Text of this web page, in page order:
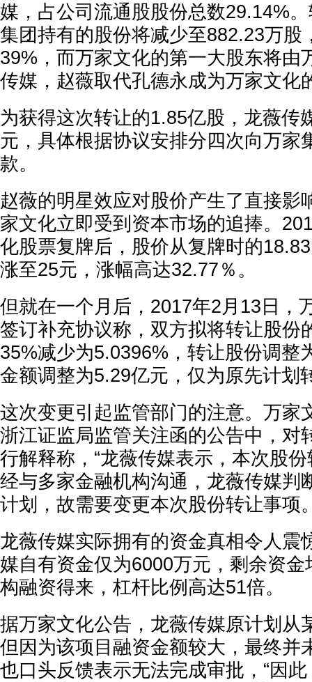
媒，占公司流通股股份总数29.14%
集团持有的股份将减少至882.23万股
39%，而万家文化的第一大股东将由
传媒，赵薇取代孔德永成为万家文化
为获得这次转让的1.85亿股，龙薇传
元，具体根据协议安排分四次向万家
款。
赵薇的明星效应对股价产生了直接影
家文化立即受到资本市场的追捧。
化股票复牌后，股价从复牌时的
涨至25元，涨幅高达32.77％。
但就在一个月后，2017年2月13日，
签订补充协议称，双方拟将转让股份
35%减少为5.0396%，转让股份调整
金额调整为5.29亿元，仅为原先计划
这次变更引起监管部门的注意。万家
浙江证监局监管关注函的公告中，对
行解释称，“龙薇传媒表示，本次股
经与多家金融机构沟通，龙薇传媒判
计划，故需要变更本次股份转让事项
龙薇传媒实际拥有的资金真相令人震
媒自有资金仅为6000万元，剩余资
构融资得来，杠杆比例高达51倍。
据万家文化公告，龙薇传媒原计划从
但因为该项目融资金额较大，最终并
也口头反馈表示无法完成审批，“因